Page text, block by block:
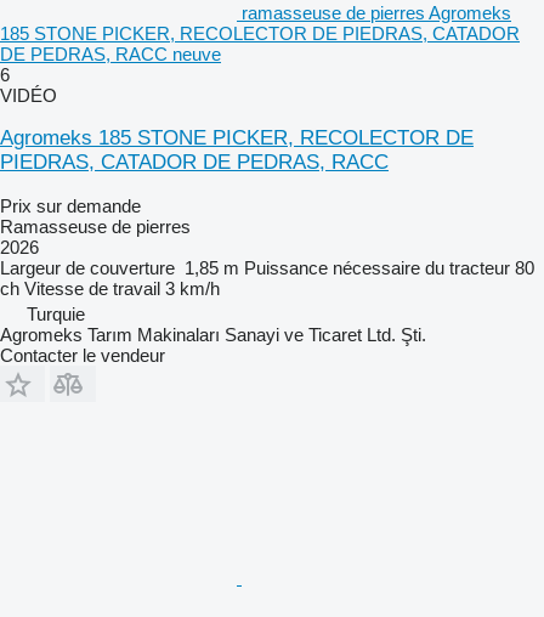
ramasseuse de pierres Agromeks
185 STONE PICKER, RECOLECTOR DE PIEDRAS, CATADOR
DE PEDRAS, RACC neuve
6
VIDÉO
Agromeks 185 STONE PICKER, RECOLECTOR DE
PIEDRAS, CATADOR DE PEDRAS, RACC
Prix sur demande
Ramasseuse de pierres
2026
Largeur de couverture 1,85 m Puissance nécessaire du tracteur 80
ch Vitesse de travail 3 km/h
Turquie
Agromeks Tarım Makinaları Sanayi ve Ticaret Ltd. Şti.
Contacter le vendeur